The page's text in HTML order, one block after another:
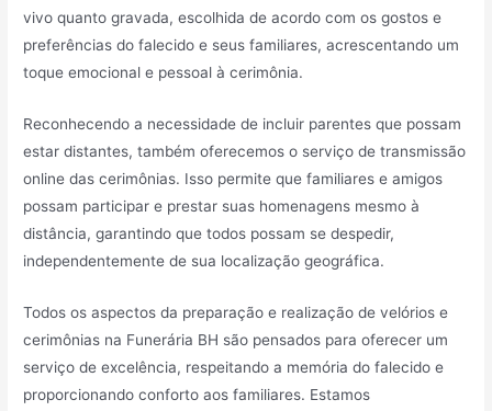
vivo quanto gravada, escolhida de acordo com os gostos e
preferências do falecido e seus familiares, acrescentando um
toque emocional e pessoal à cerimônia.
Reconhecendo a necessidade de incluir parentes que possam
estar distantes, também oferecemos o serviço de transmissão
online das cerimônias. Isso permite que familiares e amigos
possam participar e prestar suas homenagens mesmo à
distância, garantindo que todos possam se despedir,
independentemente de sua localização geográfica.
Todos os aspectos da preparação e realização de velórios e
cerimônias na Funerária BH são pensados para oferecer um
serviço de excelência, respeitando a memória do falecido e
proporcionando conforto aos familiares. Estamos